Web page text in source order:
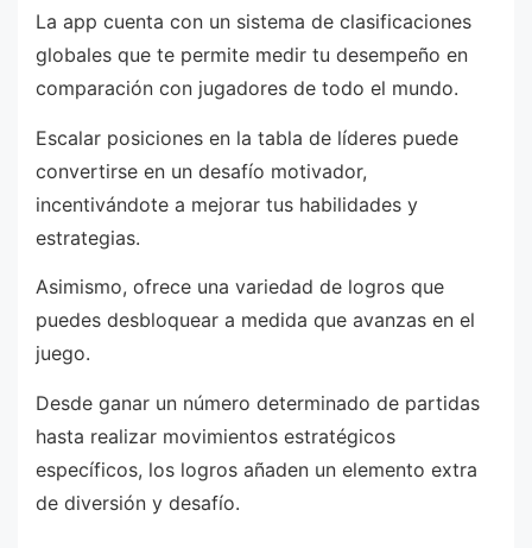
La app cuenta con un sistema de clasificaciones
globales que te permite medir tu desempeño en
comparación con jugadores de todo el mundo.
Escalar posiciones en la tabla de líderes puede
convertirse en un desafío motivador,
incentivándote a mejorar tus habilidades y
estrategias.
Asimismo, ofrece una variedad de logros que
puedes desbloquear a medida que avanzas en el
juego.
Desde ganar un número determinado de partidas
hasta realizar movimientos estratégicos
específicos, los logros añaden un elemento extra
de diversión y desafío.